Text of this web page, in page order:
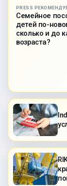
PRESS
Семейное
детей по-
сколько и до
возраста?